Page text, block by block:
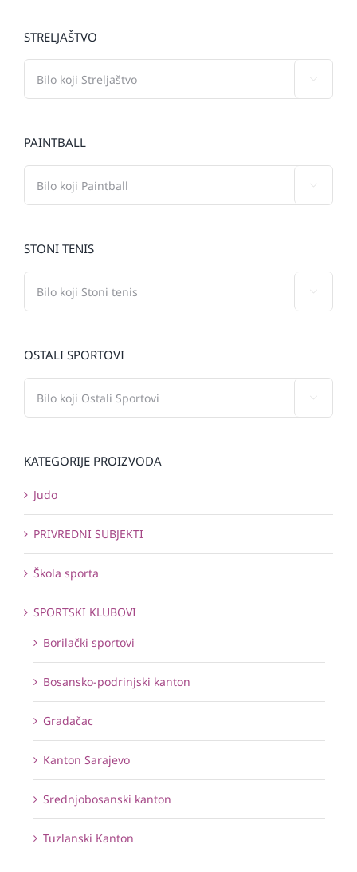
STRELJAŠTVO
PAINTBALL
STONI TENIS
OSTALI SPORTOVI
KATEGORIJE PROIZVODA
Judo
PRIVREDNI SUBJEKTI
Škola sporta
SPORTSKI KLUBOVI
Borilački sportovi
Bosansko-podrinjski kanton
Gradačac
Kanton Sarajevo
Srednjobosanski kanton
Tuzlanski Kanton